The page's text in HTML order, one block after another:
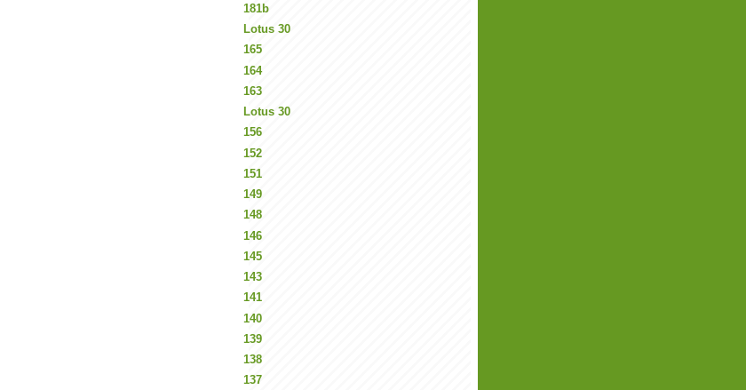
181b
Lotus 30
165
164
163
Lotus 30
156
152
151
149
148
146
145
143
141
140
139
138
137